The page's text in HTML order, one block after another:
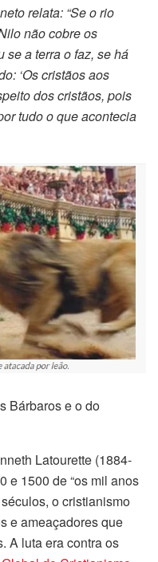
relata: “Se o rio
não cobre os
se a terra o faz, se há
‘Os cristãos aos
dos cristãos, pois
tudo o que acontecia
Bárbaros e o do
Latourette (1884-
e 1500 de “os mil anos
o cristianismo
e ameaçadores que
A luta era contra os